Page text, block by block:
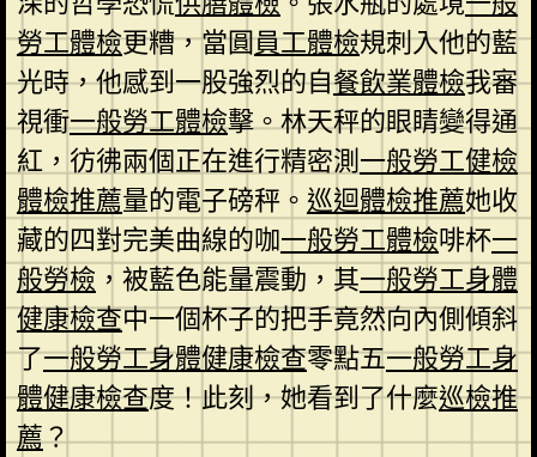
勞工體檢更糟，當圓員工體檢規刺入他的藍
光時，他感到一股強烈的自餐飲業體檢我審
視衝一般勞工體檢擊。林天秤的眼睛變得通
紅，彷彿兩個正在進行精密測一般勞工健檢
體檢推薦量的電子磅秤。 巡迴體檢推薦她收
藏的四對完美曲線的咖一般勞工體檢啡杯一
般勞檢 ，被藍色能量震動，其一般勞工身體
健康檢查中一個杯子的把手竟然向內側傾斜
了一般勞工身體健康檢查零點五一般勞工身
體健康檢查度！此刻，她看到了什麼巡檢推
薦？